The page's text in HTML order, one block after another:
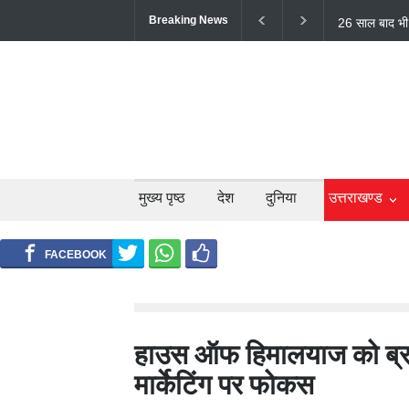
Breaking News
टिहरी में
लोगों की मौत;
मुख्य पृष्ठ देश दुनिया उत्तराखण्ड
हाउस ऑफ हिमालयाज को
मार्केटिंग पर फोकस